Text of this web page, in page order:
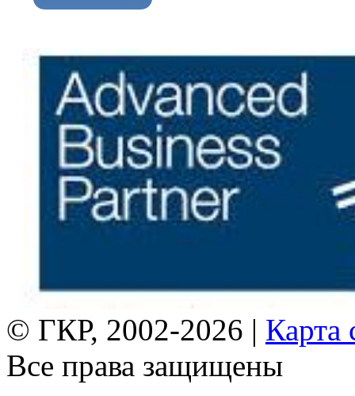
© ГКР, 2002-2026 | Карта
Все права защищены